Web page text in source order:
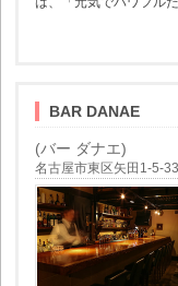
BAR DANAE
(バー ダナエ)
名古屋市東区矢田1-5-